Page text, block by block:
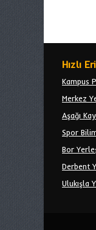
Hızlı
Kampus
Merkez
Aşağı
Spor
Bor
Derbent
Ulukışla